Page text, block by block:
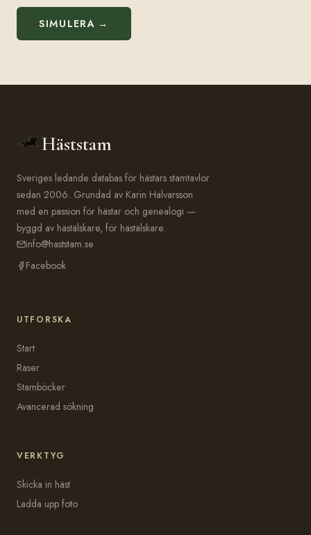
SIMULERA →
Häststam
Sveriges ledande databas för hästars stamtavlor
sedan 2006. Grundad av Karin Halvarsson
med en passion för hästar och genealogi —
byggd av hästälskare, för hästälskare.
info@haststam.se
Facebook
UTFORSKA
Start
Raser
Stamböcker
Avancerad sökning
VERKTYG
Skicka in häst
Ladda upp foto